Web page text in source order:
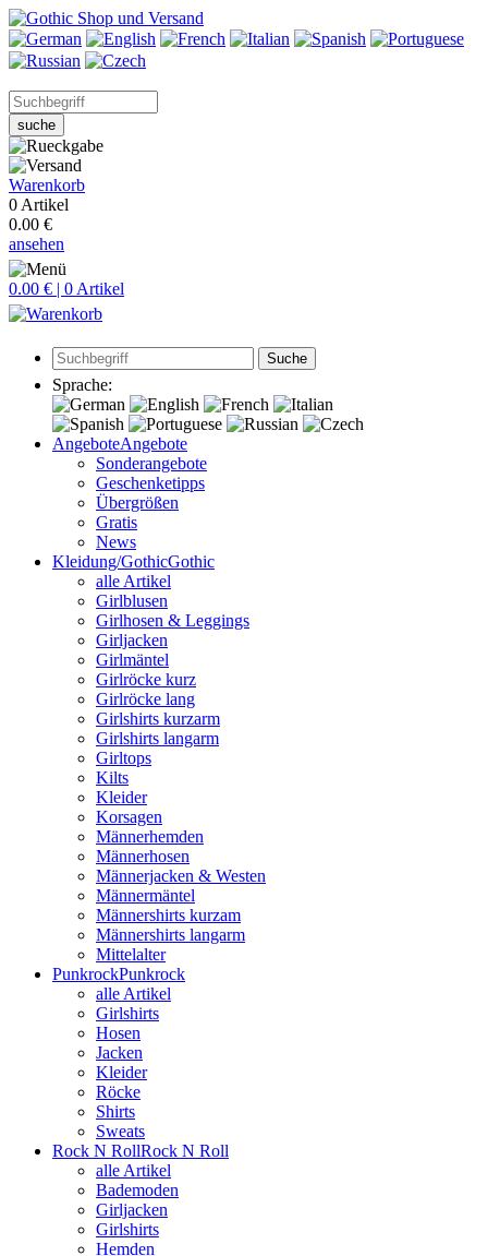
suche
Warenkorb
0 Artikel
0.00 €
ansehen
0.00 € | 0 Artikel
Suche
Sprache:
AngeboteAngebote
Sonderangebote
Geschenketipps
Übergrößen
Gratis
News
Kleidung/GothicGothic
alle Artikel
Girlblusen
Girlhosen & Leggings
Girljacken
Girlmäntel
Girlröcke kurz
Girlröcke lang
Girlshirts kurzarm
Girlshirts langarm
Girltops
Kilts
Kleider
Korsagen
Männerhemden
Männerhosen
Männerjacken & Westen
Männermäntel
Männershirts kurzam
Männershirts langarm
Mittelalter
PunkrockPunkrock
alle Artikel
Girlshirts
Hosen
Jacken
Kleider
Röcke
Shirts
Sweats
Rock N RollRock N Roll
alle Artikel
Bademoden
Girljacken
Girlshirts
Hemden